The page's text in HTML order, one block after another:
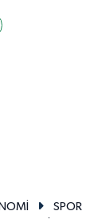
SPOR